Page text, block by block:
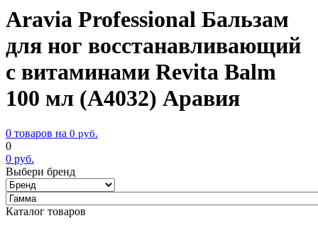
Aravia Professional Бальзам
для ног восстанавливающий
с витаминами Revita Balm
100 мл (А4032) Аравия
0 товаров на 0 руб.
0
0 руб.
Выбери бренд
Каталог товаров